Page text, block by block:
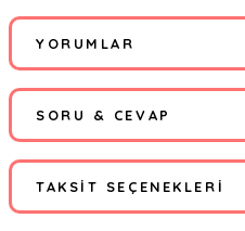
YORUMLAR
Bu ürüne ilk
SORU & CEVAP
Ürün hakkında
TAKSIT SEÇENEKLERI